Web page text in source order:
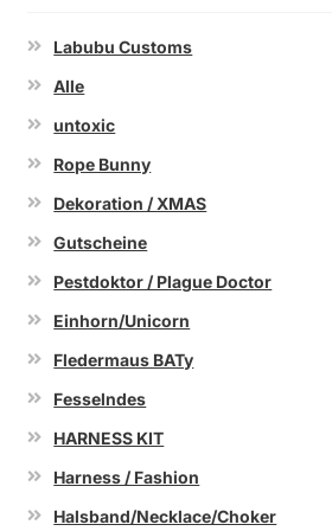
Labubu Customs
Alle
untoxic
Rope Bunny
Dekoration / XMAS
Gutscheine
Pestdoktor / Plague Doctor
Einhorn/Unicorn
Fledermaus BATy
Fesselndes
HARNESS KIT
Harness / Fashion
Halsband/Necklace/Choker